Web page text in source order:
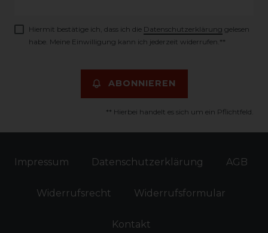
Hiermit bestätige ich, dass ich die Daten­schutz­erklärung gelesen
habe. Meine Einwilligung kann ich jederzeit widerrufen.**
ABONNIEREN
** Hierbei handelt es sich um ein Pflichtfeld.
Impressum Daten­schutz­erklärung AGB
Widerrufs­recht Widerrufs­formular
Kontakt